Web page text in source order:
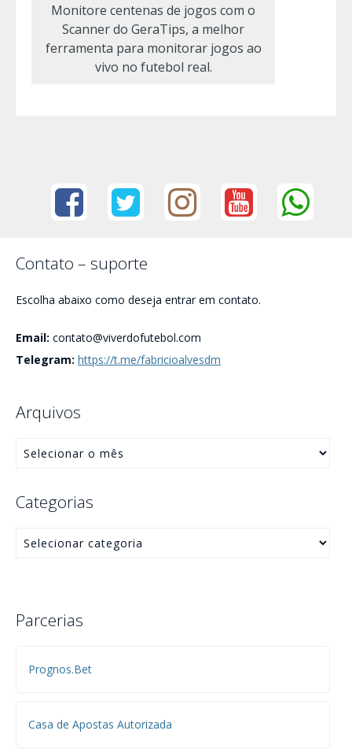
Monitore centenas de jogos com o
Scanner do GeraTips, a melhor
ferramenta para monitorar jogos ao
vivo no futebol real.
Contato – suporte
Escolha abaixo como deseja entrar em contato.
Email: contato@viverdofutebol.com
Telegram: https://t.me/fabricioalvesdm
Arquivos
Categorias
Parcerias
Prognos.Bet
Casa de Apostas Autorizada